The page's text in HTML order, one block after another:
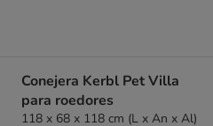
Conejera Kerbl Pet Villa
para roedores
118 x 68 x 118 cm (L x An x Al)